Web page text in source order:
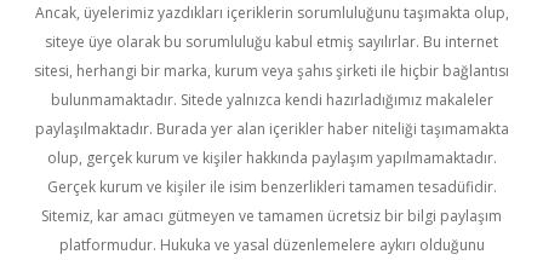
Ancak, üyelerimiz yazdıkları içeriklerin sorumluluğunu taşımakta olup,
siteye üye olarak bu sorumluluğu kabul etmiş sayılırlar. Bu internet
sitesi, herhangi bir marka, kurum veya şahıs şirketi ile hiçbir bağlantısı
bulunmamaktadır. Sitede yalnızca kendi hazırladığımız makaleler
paylaşılmaktadır. Burada yer alan içerikler haber niteliği taşımamakta
olup, gerçek kurum ve kişiler hakkında paylaşım yapılmamaktadır.
Gerçek kurum ve kişiler ile isim benzerlikleri tamamen tesadüfidir.
Sitemiz, kar amacı gütmeyen ve tamamen ücretsiz bir bilgi paylaşım
platformudur. Hukuka ve yasal düzenlemelere aykırı olduğunu